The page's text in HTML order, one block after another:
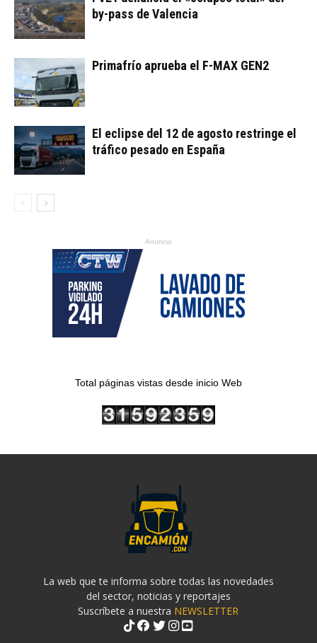
by-pass de Valencia
Primafrío aprueba el F-MAX GEN2
El eclipse del 12 de agosto restringe el
tráfico pesado en España
Anuncio
Total páginas vistas desde inicio Web
La web que te informa sobre todas las novedades
del sector, noticias y reportajes
Suscríbete a nuestra NEWSLETTER